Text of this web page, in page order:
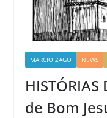
MARCIO ZAGO NEWS
HISTÓRIAS
de Bom